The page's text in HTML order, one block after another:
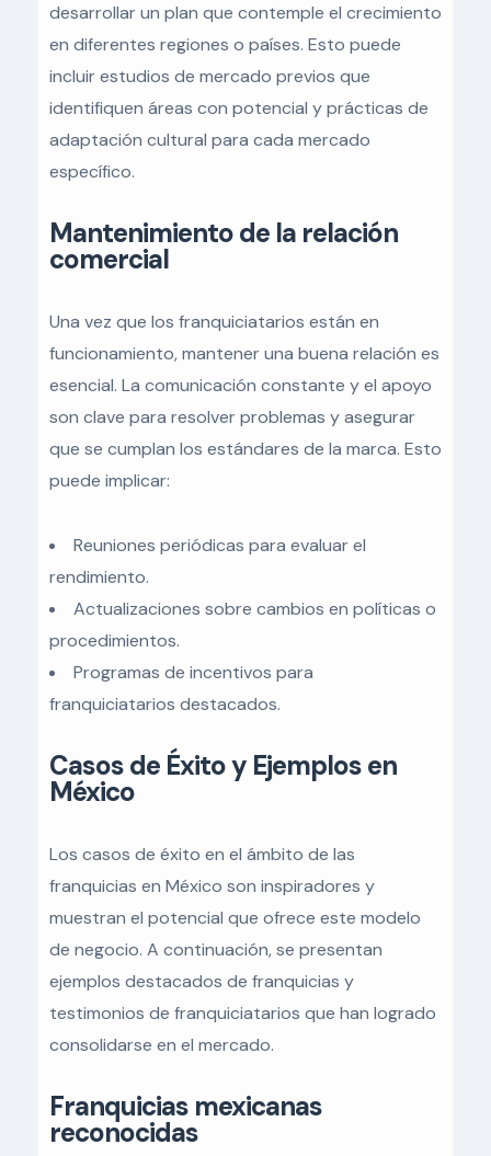
desarrollar un plan que contemple el crecimiento
en diferentes regiones o países. Esto puede
incluir estudios de mercado previos que
identifiquen áreas con potencial y prácticas de
adaptación cultural para cada mercado
específico.
Mantenimiento de la relación
comercial
Una vez que los franquiciatarios están en
funcionamiento, mantener una buena relación es
esencial. La comunicación constante y el apoyo
son clave para resolver problemas y asegurar
que se cumplan los estándares de la marca. Esto
puede implicar:
Reuniones periódicas para evaluar el
rendimiento.
Actualizaciones sobre cambios en políticas o
procedimientos.
Programas de incentivos para
franquiciatarios destacados.
Casos de Éxito y Ejemplos en
México
Los casos de éxito en el ámbito de las
franquicias en México son inspiradores y
muestran el potencial que ofrece este modelo
de negocio. A continuación, se presentan
ejemplos destacados de franquicias y
testimonios de franquiciatarios que han logrado
consolidarse en el mercado.
Franquicias mexicanas
reconocidas